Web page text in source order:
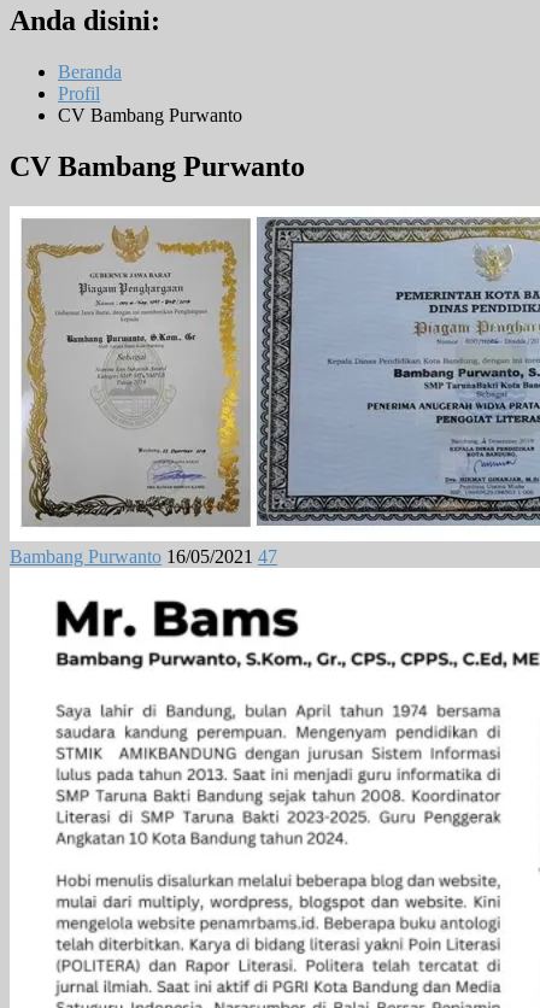
Anda disini:
Beranda
Profil
CV Bambang Purwanto
CV Bambang Purwanto
Bambang Purwanto 16/05/2021 47